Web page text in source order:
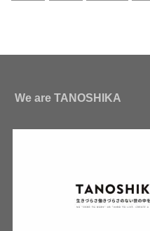
We are TANOSHIKA